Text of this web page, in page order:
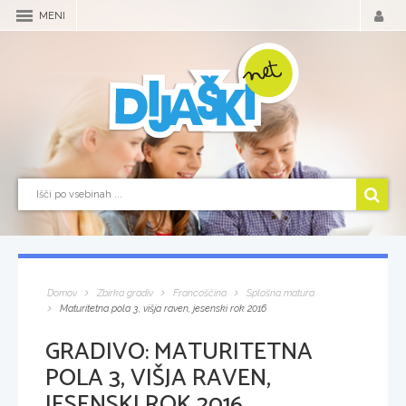
MENI
Domov Zbirka gradiv Francoščina
Splošna matura
Maturitetna pola 3, višja raven, jesenski rok 2016
GRADIVO:MATURITETNA
POLA 3, VIŠJA RAVEN,